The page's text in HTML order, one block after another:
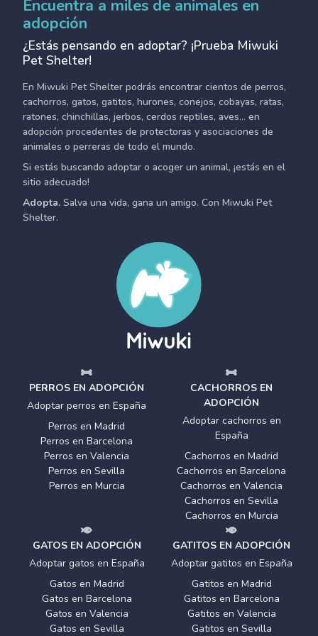
Encuentra a miles de animales en
adopción
¿Estás pensando en adoptar? ¡Prueba Miwuki
Pet Shelter!
En Miwuki Pet Shelter podrás encontrar cientos de perros,
cachorros, gatos, gatitos, hurones, conejos, cobayas, ratas,
ratones, chinchillas, jerbos, cerdos reptiles, aves... en
adopción procedentes de protectoras y asociaciones de
animales o perreras de todo el mundo.
Si estás buscando adoptar o acoger un animal, ¡estás en el
sitio adecuado!
Adopta. Salva una vida, gana un amigo. Con Miwuki Pet
Shelter.
PERROS EN ADOPCIÓN
Adoptar perros en España
Perros en Madrid
Perros en Barcelona
Perros en Valencia
Perros en Sevilla
Perros en Murcia
CACHORROS EN
ADOPCIÓN
Adoptar cachorros en
España
Cachorros en Madrid
Cachorros en Barcelona
Cachorros en Valencia
Cachorros en Sevilla
Cachorros en Murcia
GATOS EN ADOPCIÓN
Adoptar gatos en España
Gatos en Madrid
Gatos en Barcelona
Gatos en Valencia
Gatos en Sevilla
GATITOS EN ADOPCIÓN
Adoptar gatitos en España
Gatitos en Madrid
Gatitos en Barcelona
Gatitos en Valencia
Gatitos en Sevilla